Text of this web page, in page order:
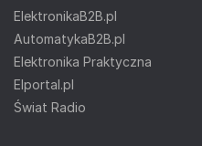
ElektronikaB2B.pl
AutomatykaB2B.pl
Elektronika Praktyczna
Elportal.pl
Świat Radio